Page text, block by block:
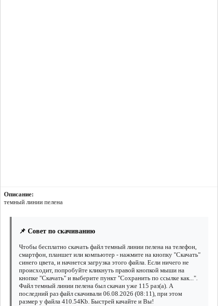
Описание:
темный линии пелена
📌 Совет по скачиванию
Чтобы бесплатно скачать файл темный линии пелена на телефон,
смартфон, планшет или компьютер - нажмите на кнопку "Скачать"
синего цвета, и начнется загрузка этого файла. Если ничего не
происходит, попробуйте кликнуть правой кнопкой мыши на
кнопке "Скачать" и выберите пункт "Сохранить по ссылке как...".
Файл темный линии пелена был скачан уже 115 раз(а). А
последний раз файл скачивали 06.08.2026 (08:11), при этом
размер у файла 410.54Kb. Быстрей качайте и Вы!